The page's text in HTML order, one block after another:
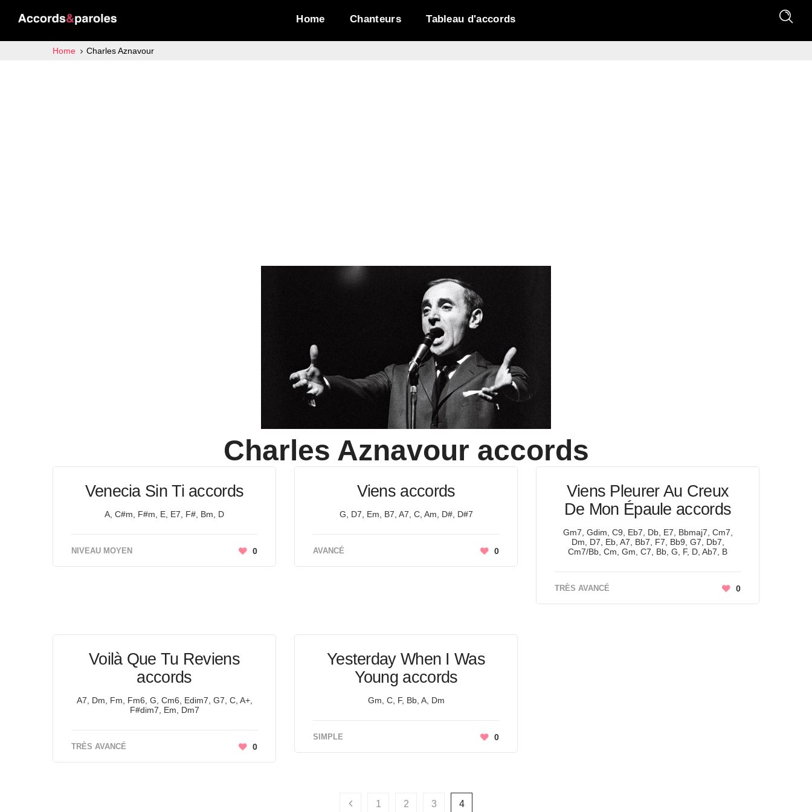
Home Chanteurs Tableau d'accords
Home Charles Aznavour
Charles Aznavour accords
Venecia Sin Ti accords
A, C#m, F#m, E, E7, F#, Bm, D
NIVEAU MOYEN 0
Viens accords
G, D7, Em, B7, A7, C, Am, D#, D#7
AVANCÉ 0
Viens Pleurer Au Creux
De Mon Épaule accords
Gm7, Gdim, C9, Eb7, Db, E7, Bbmaj7, Cm7,
Dm, D7, Eb, A7, Bb7, F7, Bb9, G7, Db7,
Cm7/Bb, Cm, Gm, C7, Bb, G, F, D, Ab7, B
TRÈS AVANCÉ 0
Voilà Que Tu Reviens
accords
A7, Dm, Fm, Fm6, G, Cm6, Edim7, G7, C, A+,
F#dim7, Em, Dm7
TRÈS AVANCÉ 0
Yesterday When I Was
Young accords
Gm, C, F, Bb, A, Dm
SIMPLE 0
1 2 3 4